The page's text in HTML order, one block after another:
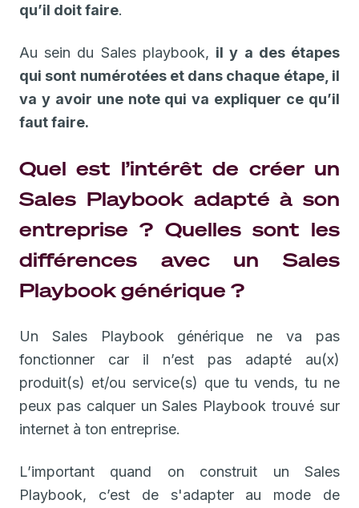
qu’il doit faire.
Au sein du Sales playbook, il y a des étapes
qui sont numérotées et dans chaque étape, il
va y avoir une note qui va expliquer ce qu’il
faut faire.
Quel est l’intérêt de créer un
Sales Playbook adapté à son
entreprise ? Quelles sont les
différences avec un Sales
Playbook générique ?
Un Sales Playbook générique ne va pas
fonctionner car il n’est pas adapté au(x)
produit(s) et/ou service(s) que tu vends, tu ne
peux pas calquer un Sales Playbook trouvé sur
internet à ton entreprise.
L’important quand on construit un Sales
Playbook, c’est de s'adapter au mode de